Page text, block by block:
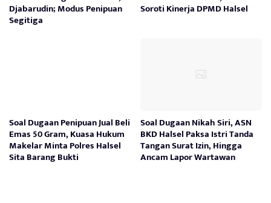
Djabarudin; Modus Penipuan
Segitiga
Soroti Kinerja DPMD Halsel
Soal Dugaan Penipuan Jual Beli
Emas 50 Gram, Kuasa Hukum
Makelar Minta Polres Halsel
Sita Barang Bukti
Soal Dugaan Nikah Siri, ASN
BKD Halsel Paksa Istri Tanda
Tangan Surat Izin, Hingga
Ancam Lapor Wartawan